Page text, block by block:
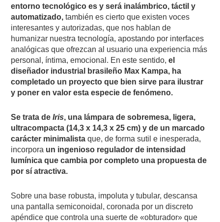
entorno tecnológico es y será inalámbrico, táctil y
automatizado, también es cierto que existen voces
interesantes y autorizadas, que nos hablan de
humanizar nuestra tecnología, apostando por interfaces
analógicas que ofrezcan al usuario una experiencia más
personal, íntima, emocional. En este sentido,el
diseñador industrial brasileño Max Kampa, ha
completado un proyecto que bien sirve para ilustrar
y poner en valor esta especie de fenómeno.
Se trata de Iris, una lámpara de sobremesa, ligera,
ultracompacta (14,3 x 14,3 x 25 cm) y de un marcado
carácter minimalista que, de forma sutil e inesperada,
incorpora un ingenioso regulador de intensidad
lumínica que cambia por completo una propuesta de
por sí atractiva.
Sobre una base robusta, impoluta y tubular, descansa
una pantalla semiconoidal, coronada por un discreto
apéndice que controla una suerte de «obturador» que